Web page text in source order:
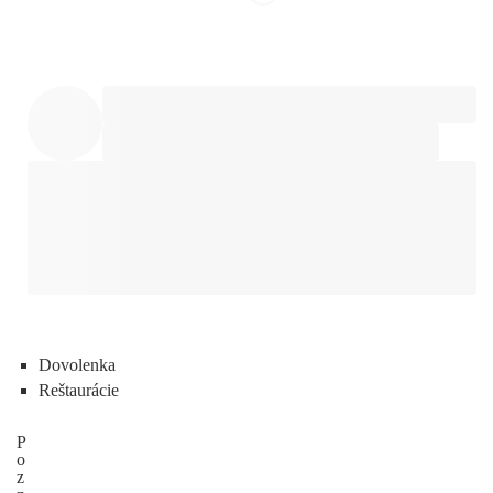
Dovolenka
Reštaurácie
P
o
z